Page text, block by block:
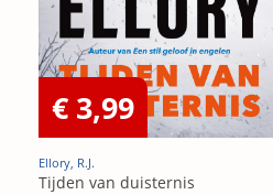
€ 3,99
Ellory, R.J.
Tijden van duisternis